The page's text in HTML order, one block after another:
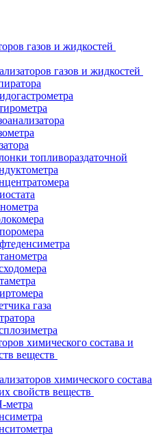
газов и жидкостей
газов и жидкостей
топливораздаточной
газа
химического состава и
веществ
химического состава
свойств веществ
метра